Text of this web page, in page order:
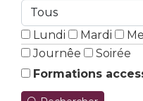
Lundi Mardi
Journêe
Soirée
Formations